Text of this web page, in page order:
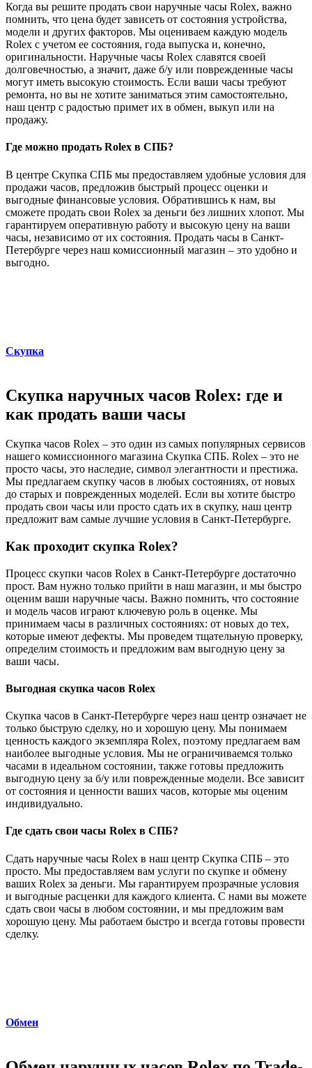
Когда вы решите продать свои наручные часы Rolex, важно
помнить, что цена будет зависеть от состояния устройства,
модели и других факторов. Мы оцениваем каждую модель
Rolex с учетом ее состояния, года выпуска и, конечно,
оригинальности. Наручные часы Rolex славятся своей
долговечностью, а значит, даже б/у или поврежденные часы
могут иметь высокую стоимость. Если ваши часы требуют
ремонта, но вы не хотите заниматься этим самостоятельно,
наш центр с радостью примет их в обмен, выкуп или на
продажу.
Где можно продать Rolex в СПБ?
В центре Скупка СПБ мы предоставляем удобные условия для
продажи часов, предложив быстрый процесс оценки и
выгодные финансовые условия. Обратившись к нам, вы
сможете продать свои Rolex за деньги без лишних хлопот. Мы
гарантируем оперативную работу и высокую цену на ваши
часы, независимо от их состояния. Продать часы в Санкт-
Петербурге через наш комиссионный магазин – это удобно и
выгодно.
Скупка
Скупка наручных часов Rolex: где и
как продать ваши часы
Скупка часов Rolex – это один из самых популярных сервисов
нашего комиссионного магазина Скупка СПБ. Rolex – это не
просто часы, это наследие, символ элегантности и престижа.
Мы предлагаем скупку часов в любых состояниях, от новых
до старых и поврежденных моделей. Если вы хотите быстро
продать свои часы или просто сдать их в скупку, наш центр
предложит вам самые лучшие условия в Санкт-Петербурге.
Как проходит скупка Rolex?
Процесс скупки часов Rolex в Санкт-Петербурге достаточно
прост. Вам нужно только прийти в наш магазин, и мы быстро
оценим ваши наручные часы. Важно помнить, что состояние
и модель часов играют ключевую роль в оценке. Мы
принимаем часы в различных состояниях: от новых до тех,
которые имеют дефекты. Мы проведем тщательную проверку,
определим стоимость и предложим вам выгодную цену за
ваши часы.
Выгодная скупка часов Rolex
Скупка часов в Санкт-Петербурге через наш центр означает не
только быструю сделку, но и хорошую цену. Мы понимаем
ценность каждого экземпляра Rolex, поэтому предлагаем вам
наиболее выгодные условия. Мы не ограничиваемся только
часами в идеальном состоянии, также готовы предложить
выгодную цену за б/у или поврежденные модели. Все зависит
от состояния и ценности ваших часов, которые мы оценим
индивидуально.
Где сдать свои часы Rolex в СПБ?
Сдать наручные часы Rolex в наш центр Скупка СПБ – это
просто. Мы предоставляем вам услуги по скупке и обмену
ваших Rolex за деньги. Мы гарантируем прозрачные условия
и выгодные расценки для каждого клиента. С нами вы можете
сдать свои часы в любом состоянии, и мы предложим вам
хорошую цену. Мы работаем быстро и всегда готовы провести
сделку.
Обмен